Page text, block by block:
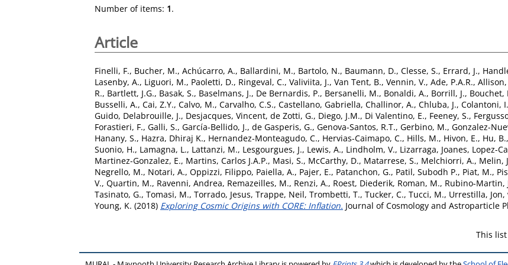
Number of items: 1.
Article
Finelli, F., Bucher, M., Achúcarro, A., Ballardini, M., Bartolo, N., Baumann, D., Clesse, S., Errard, J.,
Lasenby, A., Liguori, M., Paoletti, D., Ringeval, C., Valiviita, J., Van Tent, B., Vennin, V., Ade, P.A.R., Allison,
R., Bartlett, J.G., Basak, S., Baselmans, J., De Bernardis, P., Bersanelli, M., Bonaldi, A., Borrill, J., Bouchet,
Busselli, A., Cai, Z.Y., Calvo, M., Carvalho, C.S., Castellano, Gabriella, Challinor, A., Chluba, J., Colantoni, I.
Guido, Delabrouille, J., Desjacques, Vincent, de Zotti, G., Diego, J.M., Di Valentino, E., Feeney, S.,
Forastieri, F., Galli, S., García-Bellido, J., de Gasperis, G., Genova-Santos, R.T., Gerbino, M., Gonzalez-
Hanany, S., Hazra, Dhiraj K., Hernandez-Monteagudo, C., Hervias-Caimapo, C., Hills, M., Hivon, E., Hu, B.,
Suonio, H., Lamagna, L., Lattanzi, M., Lesgourgues, J., Lewis, A., Lindholm, V., Lizarraga, Joanes, Lopez-
Martinez-Gonzalez, E., Martins, Carlos J.A.P., Masi, S., McCarthy, D., Matarrese, S., Melchiorri, A., Melin,
Negrello, M., Notari, A., Oppizzi, Filippo, Paiella, A., Pajer, E., Patanchon, G., Patil, Subodh P., Piat, M.,
V., Quartin, M., Ravenni, Andrea, Remazeilles, M., Renzi, A., Roest, Diederik, Roman, M., Rubino-Martin,
Tasinato, G., Tomasi, M., Torrado, Jesus, Trappe, Neil, Trombetti, T., Tucker, C., Tucci, M., Urrestilla, Jon,
Young, K. (2018) Exploring Cosmic Origins with CORE: Inflation. Journal of Cosmology and Astroparticle
This